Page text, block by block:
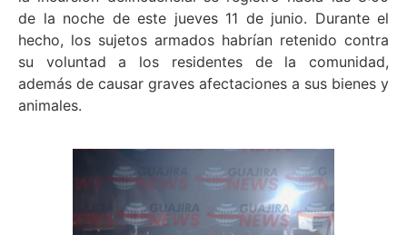
de la noche de este jueves 11 de junio. Durante el
hecho, los sujetos armados habrían retenido contra
su voluntad a los residentes de la comunidad,
además de causar graves afectaciones a sus bienes y
animales.